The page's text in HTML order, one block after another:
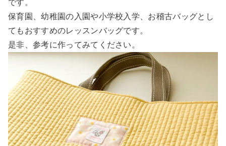
です。
保育園、幼稚園の入園や小学校入学、お稽古バッグとし
てもおすすめのレッスンバッグです。
是非、参考に作ってみてください。